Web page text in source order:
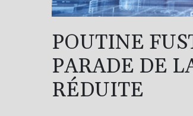
POUTINE
PARADE DE
RÉDUITE